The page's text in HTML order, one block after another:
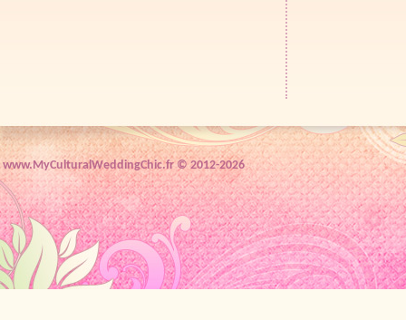
www.MyCulturalWeddingChic.fr © 2012-2026